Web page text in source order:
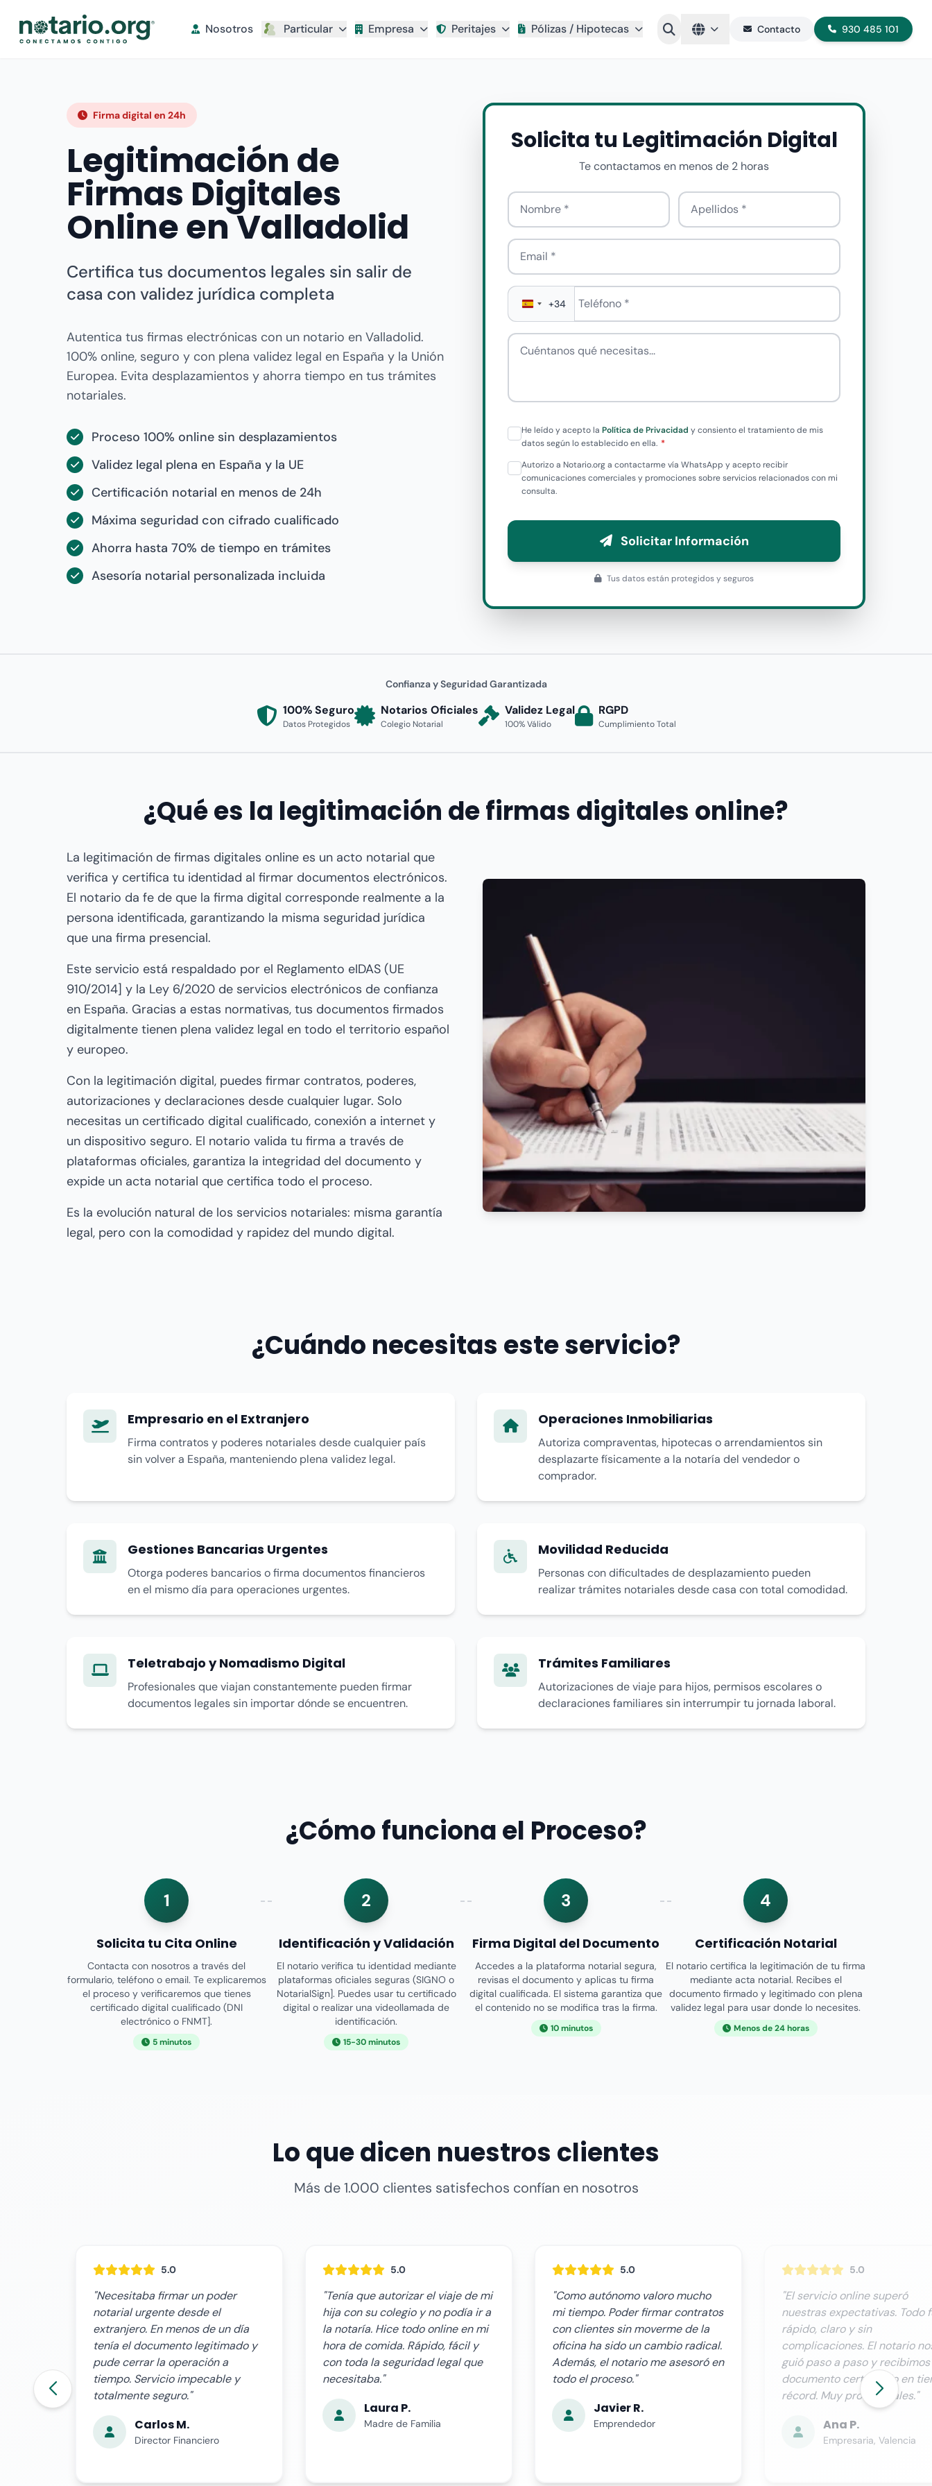
Nosotros Particular Empresa Peritajes Pólizas / Hipotecas Contacto 930 485 101
Firma digital en 24h
Legitimación de
Firmas Digitales
Online en Valladolid
Certifica tus documentos legales sin salir de
casa con validez jurídica completa
Autentica tus firmas electrónicas con un notario en Valladolid.
100% online, seguro y con plena validez legal en España y la Unión
Europea. Evita desplazamientos y ahorra tiempo en tus trámites
notariales.
Proceso 100% online sin desplazamientos
Validez legal plena en España y la UE
Certificación notarial en menos de 24h
Máxima seguridad con cifrado cualificado
Ahorra hasta 70% de tiempo en trámites
Asesoría notarial personalizada incluida
Solicita tu Legitimación Digital
Te contactamos en menos de 2 horas
Nombre Apellido
Email
Teléfono
+34
Cuéntanos qué necesitas
He leído y acepto la Política de Privacidad y consiento el tratamiento de mis
datos según lo establecido en ella.
Autorizo a Notario.org a contactarme vía WhatsApp y acepto recibir
comunicaciones comerciales y promociones sobre servicios relacionados con mi
consulta.
Solicitar Información
Tus datos están protegidos y seguros
Confianza y Seguridad Garantizada
100% Seguro
Datos Protegidos
Notarios Oficiales
Colegio Notarial
Validez Legal
100% Válido
RGPD
Cumplimiento Total
¿Qué es la legitimación de firmas digitales online?
La legitimación de firmas digitales online es un acto notarial que
verifica y certifica tu identidad al firmar documentos electrónicos.
El notario da fe de que la firma digital corresponde realmente a la
persona identificada, garantizando la misma seguridad jurídica
que una firma presencial.
Este servicio está respaldado por el Reglamento eIDAS (UE
910/2014] y la Ley 6/2020 de servicios electrónicos de confianza
en España. Gracias a estas normativas, tus documentos firmados
digitalmente tienen plena validez legal en todo el territorio español
y europeo.
Con la legitimación digital, puedes firmar contratos, poderes,
autorizaciones y declaraciones desde cualquier lugar. Solo
necesitas un certificado digital cualificado, conexión a internet y
un dispositivo seguro. El notario valida tu firma a través de
plataformas oficiales, garantiza la integridad del documento y
expide un acta notarial que certifica todo el proceso.
Es la evolución natural de los servicios notariales: misma garantía
legal, pero con la comodidad y rapidez del mundo digital.
¿Cuándo necesitas este servicio?
Empresario en el Extranjero
Firma contratos y poderes notariales desde cualquier país
sin volver a España, manteniendo plena validez legal.
Operaciones Inmobiliarias
Autoriza compraventas, hipotecas o arrendamientos sin
desplazarte físicamente a la notaría del vendedor o
comprador.
Gestiones Bancarias Urgentes
Otorga poderes bancarios o firma documentos financieros
en el mismo día para operaciones urgentes.
Movilidad Reducida
Personas con dificultades de desplazamiento pueden
realizar trámites notariales desde casa con total comodidad.
Teletrabajo y Nomadismo Digital
Profesionales que viajan constantemente pueden firmar
documentos legales sin importar dónde se encuentren.
Trámites Familiares
Autorizaciones de viaje para hijos, permisos escolares o
declaraciones familiares sin interrumpir tu jornada laboral.
¿Cómo funciona el Proceso?
1
Solicita tu Cita Online
Contacta con nosotros a través del
formulario, teléfono o email. Te explicaremos
el proceso y verificaremos que tienes
certificado digital cualificado (DNI
electrónico o FNMT].
5 minutos
2
Identificación y Validación
El notario verifica tu identidad mediante
plataformas oficiales seguras (SIGNO o
NotarialSign]. Puedes usar tu certificado
digital o realizar una videollamada de
identificación.
15-30 minutos
3
Firma Digital del Documento
Accedes a la plataforma notarial segura,
revisas el documento y aplicas tu firma
digital cualificada. El sistema garantiza que
el contenido no se modifica tras la firma.
10 minutos
4
Certificación Notarial
El notario certifica la legitimación de tu firma
mediante acta notarial. Recibes el
documento firmado y legitimado con plena
validez legal para usar donde lo necesites.
Menos de 24 horas
Lo que dicen nuestros clientes
Más de 1.000 clientes satisfechos confían en nosotros
5.0
"Tenía que autorizar el viaje de mi
hija con su colegio y no podía ir a
la notaría. Hice todo online en mi
hora de comida. Rápido, fácil y
con toda la seguridad legal que
necesitaba."
Madre de Familia
5.0
"Como autónomo valoro mucho
mi tiempo. Poder firmar contratos
con clientes sin moverme de la
oficina ha sido un cambio radical.
Además, el notario me asesoró en
todo el proceso."
Javier R.
Emprendedor
5.0
"El servicio online superó
nuestras expectativas. Todo fue
rápido, claro y sin
complicaciones. El notario nos
guió paso a paso y recibimos el
documento certificado en tiempo
récord. Muy profesionales."
Ana P.
5.0
"Necesitábamos este
urgencia y Notario.org
perfectamente. La atención
cliente es excelente, te
mantienen informado en todo
momento y el proceso es
totalmente transparente."
Miguel R.
Director Financiero,